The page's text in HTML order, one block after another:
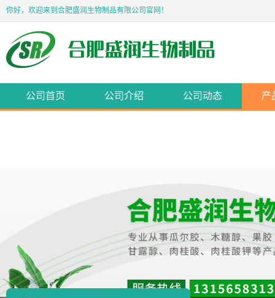
你好，欢迎来到合肥盛润生物制品有限公司官网！
公司首页 公司介绍 公司动态 产